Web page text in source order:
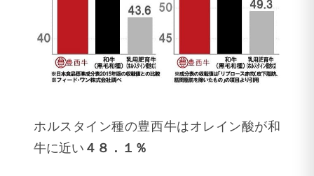
ホルスタイン種の豊西牛はオレイン酸が和
牛に近い ４８．１％